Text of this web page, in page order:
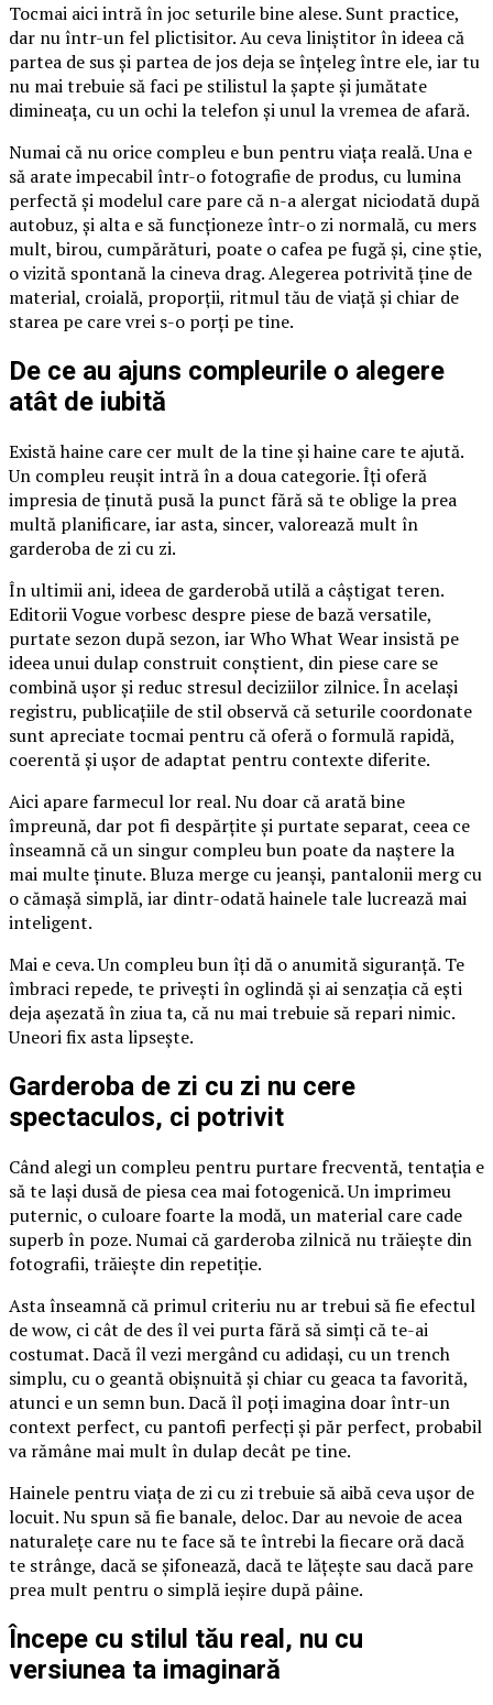
Tocmai aici intră în joc seturile bine alese. Sunt practice,
dar nu într-un fel plictisitor. Au ceva liniștitor în ideea că
partea de sus și partea de jos deja se înțeleg între ele, iar tu
nu mai trebuie să faci pe stilistul la șapte și jumătate
dimineața, cu un ochi la telefon și unul la vremea de afară.
Numai că nu orice compleu e bun pentru viața reală. Una e
să arate impecabil într-o fotografie de produs, cu lumina
perfectă și modelul care pare că n-a alergat niciodată după
autobuz, și alta e să funcționeze într-o zi normală, cu mers
mult, birou, cumpărături, poate o cafea pe fugă și, cine știe,
o vizită spontană la cineva drag. Alegerea potrivită ține de
material, croială, proporții, ritmul tău de viață și chiar de
starea pe care vrei s-o porți pe tine.
De ce au ajuns compleurile o alegere
atât de iubită
Există haine care cer mult de la tine și haine care te ajută.
Un compleu reușit intră în a doua categorie. Îți oferă
impresia de ținută pusă la punct fără să te oblige la prea
multă planificare, iar asta, sincer, valorează mult în
garderoba de zi cu zi.
În ultimii ani, ideea de garderobă utilă a câștigat teren.
Editorii Vogue vorbesc despre piese de bază versatile,
purtate sezon după sezon, iar Who What Wear insistă pe
ideea unui dulap construit conștient, din piese care se
combină ușor și reduc stresul deciziilor zilnice. În același
registru, publicațiile de stil observă că seturile coordonate
sunt apreciate tocmai pentru că oferă o formulă rapidă,
coerentă și ușor de adaptat pentru contexte diferite.
Aici apare farmecul lor real. Nu doar că arată bine
împreună, dar pot fi despărțite și purtate separat, ceea ce
înseamnă că un singur compleu bun poate da naștere la
mai multe ținute. Bluza merge cu jeanși, pantalonii merg cu
o cămașă simplă, iar dintr-odată hainele tale lucrează mai
inteligent.
Mai e ceva. Un compleu bun îți dă o anumită siguranță. Te
îmbraci repede, te privești în oglindă și ai senzația că ești
deja așezată în ziua ta, că nu mai trebuie să repari nimic.
Uneori fix asta lipsește.
Garderoba de zi cu zi nu cere
spectaculos, ci potrivit
Când alegi un compleu pentru purtare frecventă, tentația e
să te lași dusă de piesa cea mai fotogenică. Un imprimeu
puternic, o culoare foarte la modă, un material care cade
superb în poze. Numai că garderoba zilnică nu trăiește din
fotografii, trăiește din repetiție.
Asta înseamnă că primul criteriu nu ar trebui să fie efectul
de wow, ci cât de des îl vei purta fără să simți că te-ai
costumat. Dacă îl vezi mergând cu adidași, cu un trench
simplu, cu o geantă obișnuită și chiar cu geaca ta favorită,
atunci e un semn bun. Dacă îl poți imagina doar într-un
context perfect, cu pantofi perfecți și păr perfect, probabil
va rămâne mai mult în dulap decât pe tine.
Hainele pentru viața de zi cu zi trebuie să aibă ceva ușor de
locuit. Nu spun să fie banale, deloc. Dar au nevoie de acea
naturalețe care nu te face să te întrebi la fiecare oră dacă
te strânge, dacă se șifonează, dacă te lățește sau dacă pare
prea mult pentru o simplă ieșire după pâine.
Începe cu stilul tău real, nu cu
versiunea ta imaginară